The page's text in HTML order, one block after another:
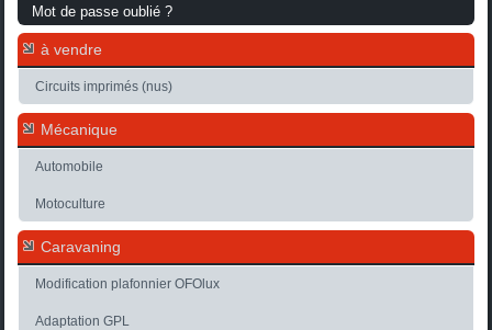
Mot de passe oublié ?
à vendre
Circuits imprimés (nus)
Mécanique
Automobile
Motoculture
Caravaning
Modification plafonnier OFOlux
Adaptation GPL